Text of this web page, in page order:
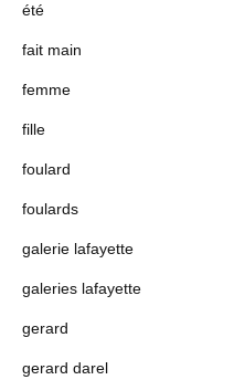
été
fait main
femme
fille
foulard
foulards
galerie lafayette
galeries lafayette
gerard
gerard darel